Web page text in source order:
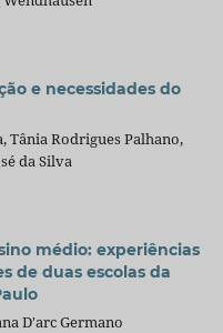
e necessidades do
Tânia Rodrigues Palhano,
da Silva
médio: experiências
de duas escolas da
D'arc Germano